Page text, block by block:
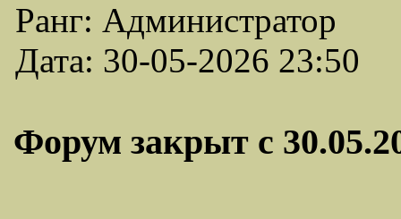
Ранг: Администратор
Дата: 30-05-2026 23:50
Форум закрыт с